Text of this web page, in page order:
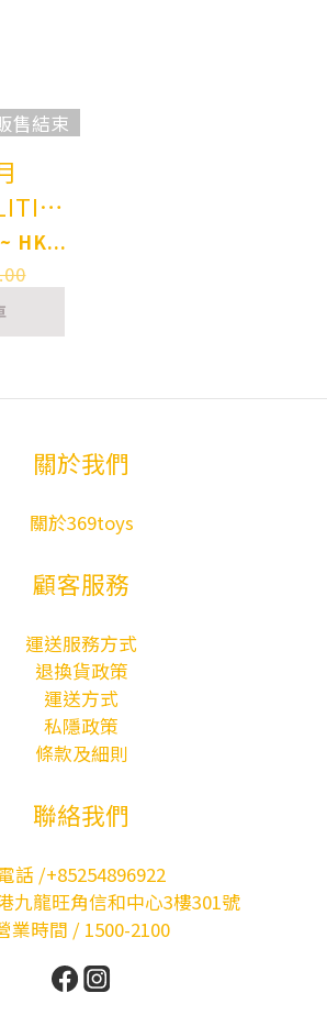
售結束
by
HK...
關於我們
關於369toys
顧客服務
運送服務方式
退換貨政策
運送方式
私隱政策
條款及細則
聯絡我們
話 /+85254896922
九龍旺角信和中心3樓301號
業時間 / 1500-2100